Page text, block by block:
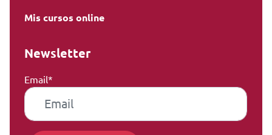
Mis cursos online
Newsletter
Email*